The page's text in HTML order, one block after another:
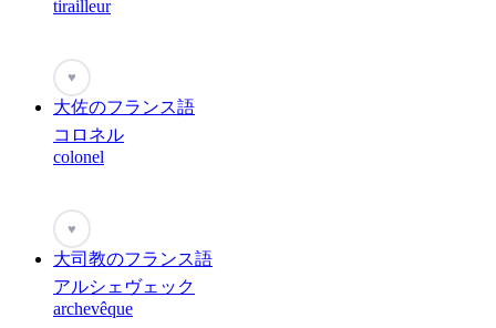
tirailleur
♥
大佐のフランス語
コロネル
colonel
♥
大司教のフランス語
アルシェヴェック
archevêque